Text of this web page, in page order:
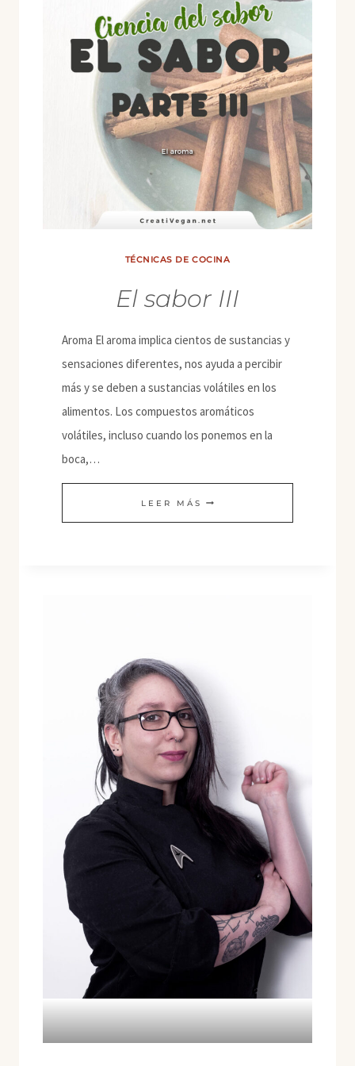
TÉCNICAS DE COCINA
El sabor III
Aroma El aroma implica cientos de sustancias y
sensaciones diferentes, nos ayuda a percibir
más y se deben a sustancias volátiles en los
alimentos. Los compuestos aromáticos
volátiles, incluso cuando los ponemos en la
boca,…
LEER MÁS EL
SABOR